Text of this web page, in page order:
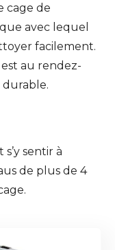
cage de
avec lequel
facilement.
au rendez-
durable.
sentir à
de plus de 4